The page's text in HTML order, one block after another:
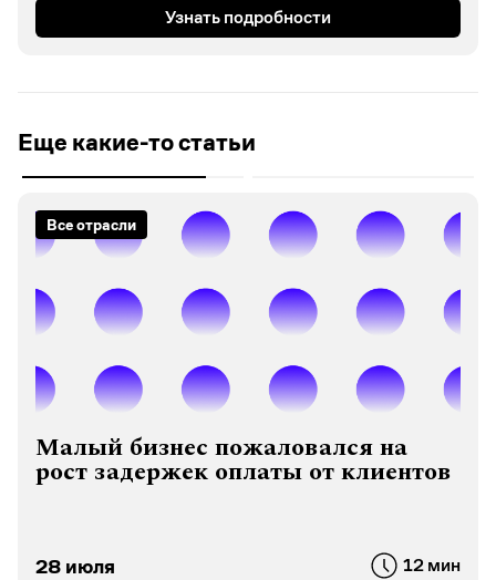
Узнать подробности
Еще какие-то статьи
Все отрасли
Малый бизнес пожаловался на
рост задержек оплаты от клиентов
28 июля 12 мин